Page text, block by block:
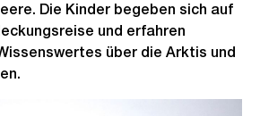
Die Kinder begeben sich auf
und erfahren
über die Arktis und